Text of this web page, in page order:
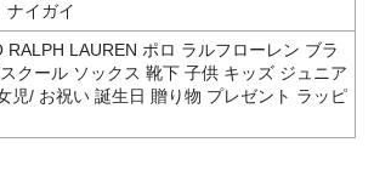
ナイガイ
RALPH LAUREN ポロ ラルフローレン ブラ
クール ソックス 靴下 子供 キッズ ジュニア
児/ お祝い 誕生日 贈り物 プレゼント ラッピ